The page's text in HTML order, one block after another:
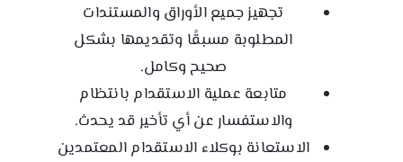
تجهيز جميع الأوراق والمستندات
المطلوبة مسبقًا وتقديمها بشكل
صحيح وكامل.
متابعة عملية الاستقدام بانتظام
والاستفسار عن أي تأخير قد يحدث.
الاستعانة بوكلاء الاستقدام المعتمدين